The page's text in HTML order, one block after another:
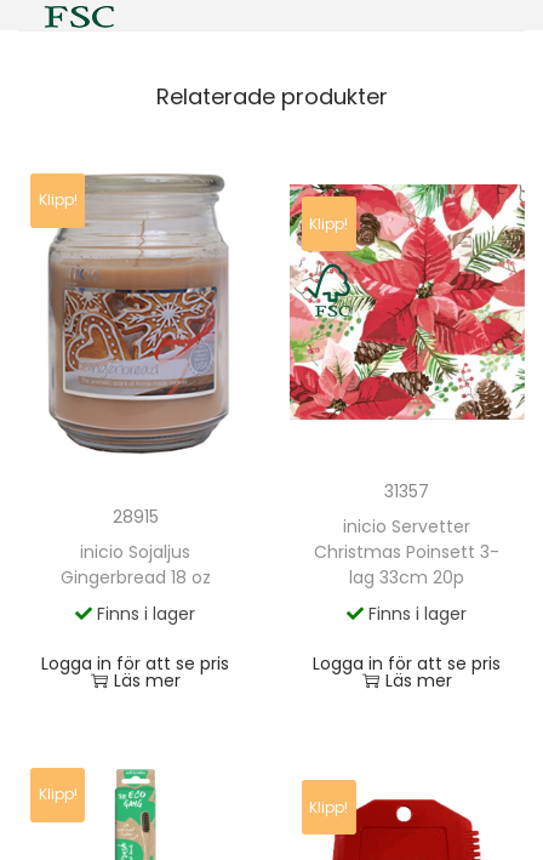
Relaterade produkter
Klipp!
28915
inicio Sojaljus
Gingerbread 18 oz
Finns i lager
Logga in för att se pris
Läs mer
Klipp!
31357
inicio Servetter
Christmas Poinsett 3-
lag 33cm 20p
Finns i lager
Logga in för att se pris
Läs mer
Klipp!
Klipp!